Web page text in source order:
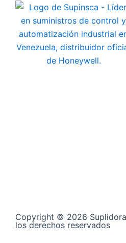
Copyright © 2026 Suplidora
los derechos reservados